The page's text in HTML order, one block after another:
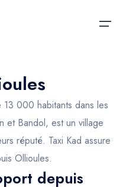
13 000 habitants dans les
et Bandol, est un village
réputé. Taxi Kad assure
Ollioules.
depuis